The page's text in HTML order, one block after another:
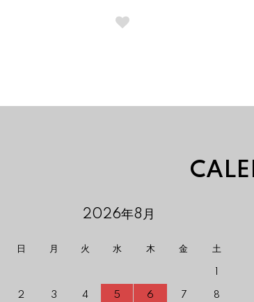
2026年8月
日 月 火 水 木 金 土
2 3 4 5 6 7 8